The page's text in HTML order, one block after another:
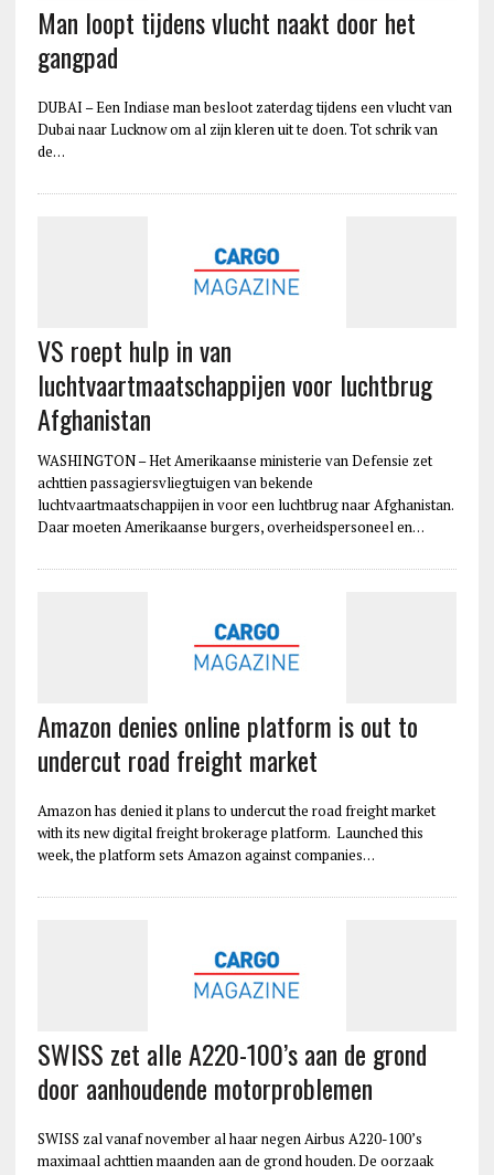
Man loopt tijdens vlucht naakt door het
gangpad
DUBAI – Een Indiase man besloot zaterdag tijdens een vlucht van
Dubai naar Lucknow om al zijn kleren uit te doen. Tot schrik van
de…
VS roept hulp in van
luchtvaartmaatschappijen voor luchtbrug
Afghanistan
WASHINGTON – Het Amerikaanse ministerie van Defensie zet
achttien passagiersvliegtuigen van bekende
luchtvaartmaatschappijen in voor een luchtbrug naar Afghanistan.
Daar moeten Amerikaanse burgers, overheidspersoneel en…
Amazon denies online platform is out to
undercut road freight market
Amazon has denied it plans to undercut the road freight market
with its new digital freight brokerage platform. Launched this
week, the platform sets Amazon against companies…
SWISS zet alle A220-100’s aan de grond
door aanhoudende motorproblemen
SWISS zal vanaf november al haar negen Airbus A220-100’s
maximaal achttien maanden aan de grond houden. De oorzaak